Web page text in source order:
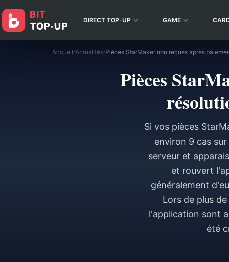
DIRECT TOP-UP GAME
Accueil/Actualités/
Pièces
Si vos pièces
environ 9 cas
serveur et
et rouvert
généralement
Lors de plus
l'application sont
été